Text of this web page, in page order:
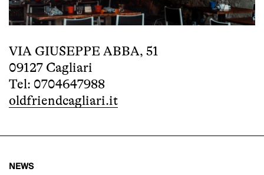
VIA GIUSEPPE ABBA, 51
09127 Cagliari
Tel: 0704647988
oldfriendcagliari.it
NEWS